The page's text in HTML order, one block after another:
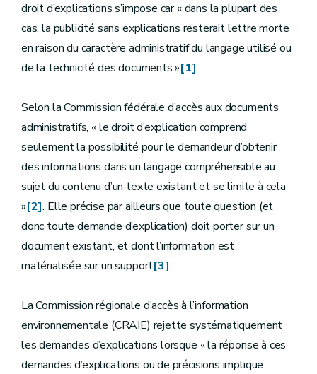
droit d’explications s’impose car « dans la plupart des
cas, la publicité sans explications resterait lettre morte
en raison du caractère administratif du langage utilisé ou
de la technicité des documents »[1].
Selon la Commission fédérale d’accès aux documents
administratifs, « le droit d’explication comprend
seulement la possibilité pour le demandeur d’obtenir
des informations dans un langage compréhensible au
sujet du contenu d’un texte existant et se limite à cela
»[2]. Elle précise par ailleurs que toute question (et
donc toute demande d’explication) doit porter sur un
document existant, et dont l’information est
matérialisée sur un support[3].
La Commission régionale d’accès à l’information
environnementale (CRAIE) rejette systématiquement
les demandes d’explications lorsque « la réponse à ces
demandes d’explications ou de précisions implique